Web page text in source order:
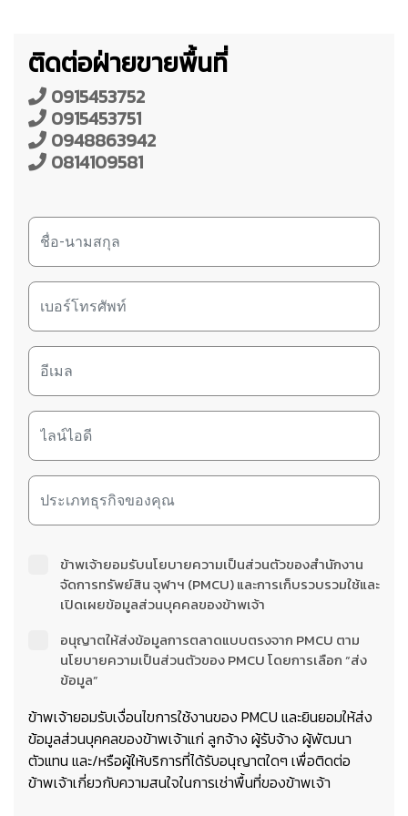
ติดต่อฝ่ายขายพื้นที่
0915453752
0915453751
0948863942
0814109581
ข้าพเจ้ายอมรับนโยบายความเป็นส่วนตัวของสำนักงาน
จัดการทรัพย์สิน จุฬาฯ (PMCU) และการเก็บรวบรวมใช้และ
เปิดเผยข้อมูลส่วนบุคคลของข้าพเจ้า
อนุญาตให้ส่งข้อมูลการตลาดแบบตรงจาก PMCU ตาม
นโยบายความเป็นส่วนตัวของ PMCU โดยการเลือก “ส่ง
ข้อมูล”
ข้าพเจ้ายอมรับเงื่อนไขการใช้งานของ PMCU และยินยอมให้ส่ง
ข้อมูลส่วนบุคคลของข้าพเจ้าแก่ ลูกจ้าง ผู้รับจ้าง ผู้พัฒนา
ตัวแทน และ/หรือผู้ให้บริการที่ได้รับอนุญาตใดๆ เพื่อติดต่อ
ข้าพเจ้าเกี่ยวกับความสนใจในการเช่าพื้นที่ของข้าพเจ้า